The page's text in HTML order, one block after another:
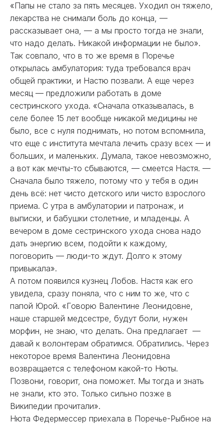
«Папы не стало за пять месяцев. Уходил он тяжело,
лекарства не снимали боль до конца, —
рассказывает она, — а мы просто тогда не знали,
что надо делать. Никакой информации не было».
Так совпало, что в то же время в Поречье
открылась амбулатория: туда требовался врач
общей практики, и Настю позвали. А еще через
месяц — предложили работать в доме
сестринского ухода. «Сначала отказывалась, в
селе более 15 лет вообще никакой медицины не
было, все с нуля поднимать, но потом вспомнила,
что еще с института мечтала лечить сразу всех — и
больших, и маленьких. Думала, такое невозможно,
а вот как мечты-то сбываются, — смеется Настя. —
Сначала было тяжело, потому что у тебя в один
день всё: нет чисто детского или чисто взрослого
приема. С утра в амбулатории и патронаж, и
выписки, и бабушки столетние, и младенцы. А
вечером в доме сестринского ухода снова надо
дать энергию всем, подойти к каждому,
поговорить — люди-то ждут. Долго к этому
привыкала».
А потом появился кузнец Лобов. Настя как его
увидела, сразу поняла, что с ним то же, что с
папой Юрой. «Говорю Валентине Леонидовне,
наше старшей медсестре, будут боли, нужен
морфин, не знаю, что делать. Она предлагает —
давай к волонтерам обратимся. Обратились. Через
некоторое время Валентина Леонидовна
возвращается с телефоном какой-то Нюты.
Позвони, говорит, она поможет. Мы тогда и знать
не знали, кто это. Только сильно позже в
Википедии прочитали».
Нюта Федермессер приехала в Поречье-Рыбное на